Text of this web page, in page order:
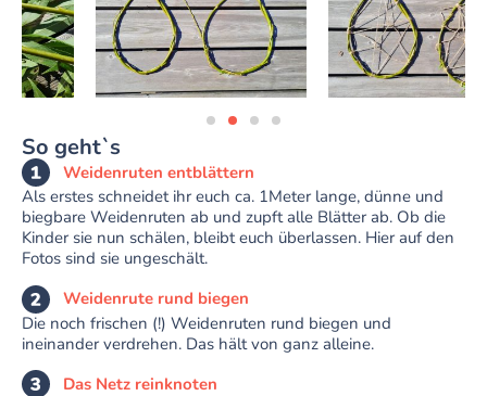
So geht`s
Weidenruten entblättern
Als erstes schneidet ihr euch ca. 1Meter lange, dünne und
biegbare Weidenruten ab und zupft alle Blätter ab. Ob die
Kinder sie nun schälen, bleibt euch überlassen. Hier auf den
Fotos sind sie ungeschält.
Weidenrute rund biegen
Die noch frischen (!) Weidenruten rund biegen und
ineinander verdrehen. Das hält von ganz alleine.
Das Netz reinknoten